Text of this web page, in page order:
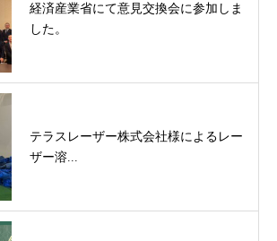
経済産業省にて意見交換会に参加しま
した。
テラスレーザー株式会社様によるレー
ザー溶...